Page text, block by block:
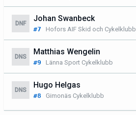
DNF
Johan Swanbeck
#7 Hofors AIF Skid och Cykelklubb
DNS
Matthias Wengelin
#9 Länna Sport Cykelklubb
DNS
Hugo Helgas
#8 Gimonäs Cykelklubb